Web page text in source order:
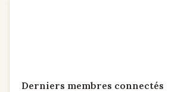
Derniers membres connectés